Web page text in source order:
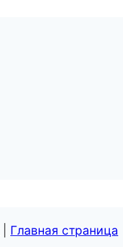
Главная страница